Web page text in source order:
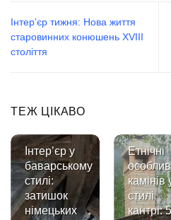
Інтер’єр тижня: Нова життя
старовинних конюшень XVIII
століття
ТЕЖ ЦІКАВО
Інтер’єр у
баварському
стилі:
затишок
німецьких
Етнічні
камінів
стилі
кантрі: